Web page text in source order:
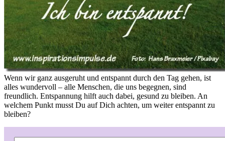
Wenn wir ganz ausgeruht und entspannt durch den Tag gehen, ist
alles wundervoll – alle Menschen, die uns begegnen, sind
freundlich. Entspannung hilft auch dabei, gesund zu bleiben. An
welchem Punkt musst Du auf Dich achten, um weiter entspannt zu
bleiben?